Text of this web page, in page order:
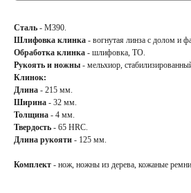
Сталь - М390.
Шлифовка клинка - вогнутая линза с долом и
Обработка клинка - шлифовка, ТО.
Рукоять и ножны - мельхиор,
Клинок:
Длина - 215 мм.
Ширина - 32 мм.
Толщина - 4 мм.
Твердость - 65 HRC.
Длина рукояти - 125 мм.
Комплект - нож, ножны из дерева, кожаные